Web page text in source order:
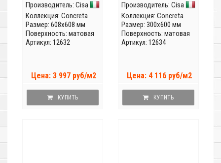
Производитель: Cisa
Коллекция: Concreta
Размер: 608x608 мм
Поверхность: матовая
Артикул: 12632
Цена: 3 997 руб/м2
КУПИТЬ
Производитель: Cisa
Коллекция: Concreta
Размер: 300x600 мм
Поверхность: матовая
Артикул: 12634
Цена: 4 116 руб/м2
КУПИТЬ